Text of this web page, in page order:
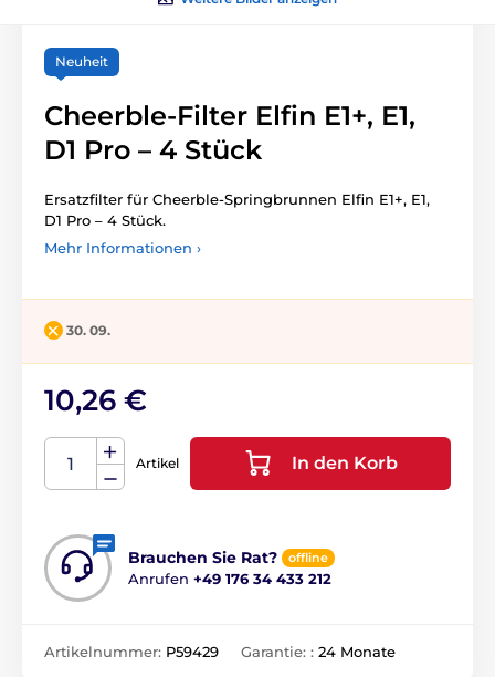
Neuheit
Cheerble-Filter Elfin E1+, E1,
D1 Pro – 4 Stück
Ersatzfilter für Cheerble-Springbrunnen Elfin E1+, E1,
D1 Pro – 4 Stück.
Mehr Informationen ›
30. 09.
10,26 €
Artikel In den Korb
Brauchen Sie Rat? offline
Anrufen +49 176 34 433 212
Artikelnummer: P59429 Garantie: : 24 Monate